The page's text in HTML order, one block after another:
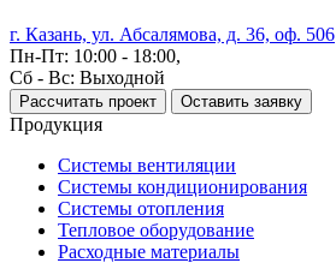
г. Казань, ул. Абсалямова, д. 36, оф. 506
Пн-Пт: 10:00 - 18:00,
Сб - Вс: Выходной
Рассчитать проект Оставить заявку
Продукция
Системы вентиляции
Системы кондиционирования
Системы отопления
Тепловое оборудование
Расходные материалы